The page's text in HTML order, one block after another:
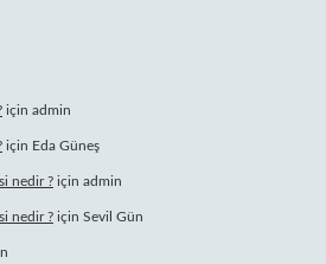
için admin
için Eda Güneş
nedir ? için admin
nedir ? için Sevil Gün